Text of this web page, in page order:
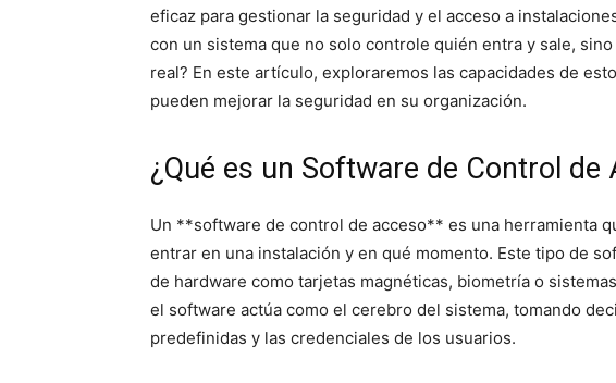
eficaz para gestionar la seguridad y el acceso a
con un sistema que no solo controle quién entra y sale,
real? En este artículo, exploraremos las capacidades de
pueden mejorar la seguridad en su organización.
¿Qué es un Software de Control de
Un **software de control de acceso** es una herramienta
entrar en una instalación y en qué momento. Este tipo de
de hardware como tarjetas magnéticas, biometría o
el software actúa como el cerebro del sistema, tomando
predefinidas y las credenciales de los usuarios.